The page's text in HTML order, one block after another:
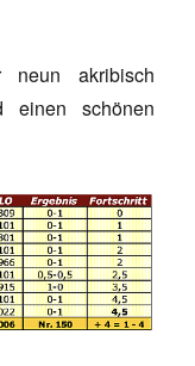
akribisch
einen schönen